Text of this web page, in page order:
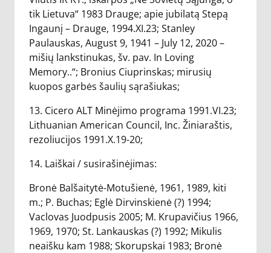
tik Lietuva“ 1983 Drauge; apie jubilatą Stepą
Ingaunį – Drauge, 1994.XI.23; Stanley
Paulauskas, August 9, 1941 – July 12, 2020 –
mišių lankstinukas, šv. pav. In Loving
Memory..“; Bronius Ciuprinskas; mirusių
kuopos garbės šaulių sąrašiukas;
13. Cicero ALT Minėjimo programa 1991.VI.23;
Lithuanian American Council, Inc. Žiniaraštis,
rezoliucijos 1991.X.19-20;
14. Laiškai / susirašinėjimas:
Bronė Balšaitytė-Motušienė, 1961, 1989, kiti
m.; P. Buchas; Eglė Dirvinskienė (?) 1994;
Vaclovas Juodpusis 2005; M. Krupavičius 1966,
1969, 1970; St. Lankauskas (?) 1992; Mikulis
neaišku kam 1988; Skorupskai 1983; Bronė